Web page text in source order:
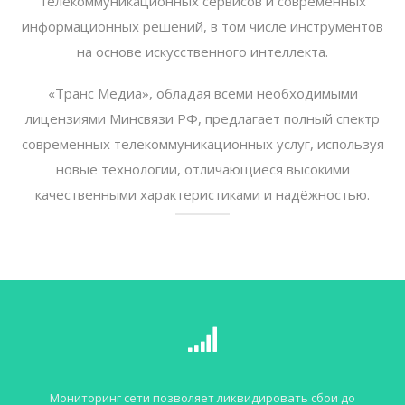
информационных решений, в том числе инструментов
на основе искусственного интеллекта.
«Транс Медиа», обладая всеми необходимыми
лицензиями Минсвязи РФ, предлагает полный спектр
современных телекоммуникационных услуг, используя
новые технологии, отличающиеся высокими
качественными характеристиками и надёжностью.
Мониторинг сети позволяет ликвидировать сбои до